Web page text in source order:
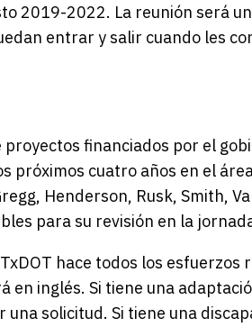
2019-2022. La reunión será
entrar y salir cuando les
proyectos financiados por el
próximos cuatro años en el
Henderson, Rusk, Smith,
para su revisión en la
hace todos los
en inglés. Si tiene una
solicitud. Si tiene una